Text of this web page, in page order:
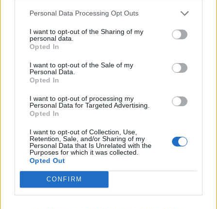
Personal Data Processing Opt Outs
I want to opt-out of the Sharing of my
personal data.
Opted In
I want to opt-out of the Sale of my
Personal Data.
Opted In
I want to opt-out of processing my
Personal Data for Targeted Advertising.
Opted In
I want to opt-out of Collection, Use,
Retention, Sale, and/or Sharing of my
Personal Data that Is Unrelated with the
Purposes for which it was collected.
Opted Out
CONFIRM